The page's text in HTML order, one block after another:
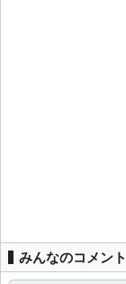
みんなのコメント